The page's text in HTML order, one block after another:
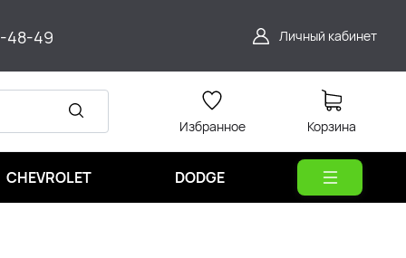
48-49 Личный кабинет
Избранное Корзина
CHEVROLET DODGE